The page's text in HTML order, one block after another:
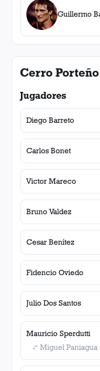
Guillermo
Cerro Porteño
Jugadores
Diego Barreto
Carlos Bonet
Victor Mareco
Bruno Valdez
Cesar Benítez
Fidencio Oviedo
Julio Dos Santos
Mauricio Sperdutti
Miguel Paniagua